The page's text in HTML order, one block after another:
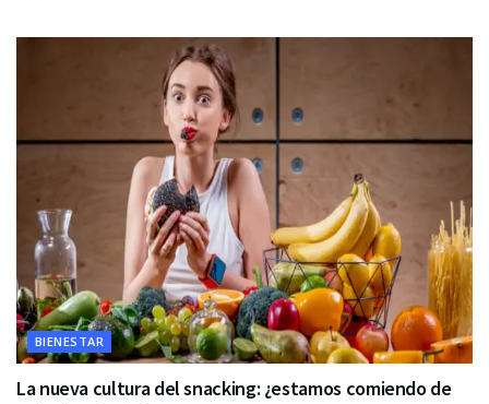
BIENESTAR
La nueva cultura del snacking: ¿estamos comiendo de